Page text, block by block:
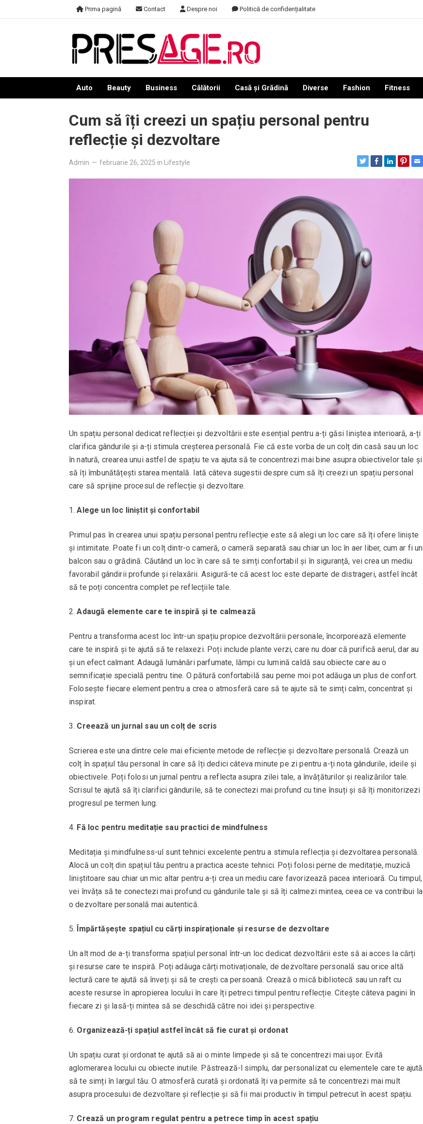
Prima pagină Contact Despre noi Politică de confidențialitate
Auto Beauty Business Călătorii Casă și Grădină Diverse Fashion Fitness
Cum să îți creezi un spațiu personal pentru
reflecție și dezvoltare
Admin — februarie 26, 2025 in Lifestyle
Un spațiu personal dedicat reflecției și dezvoltării este esențial pentru a-ți găsi liniștea interioară, a-ți
clarifica gândurile și a-ți stimula creșterea personală. Fie că este vorba de un colț din casă sau un loc
în natură, crearea unui astfel de spațiu te va ajuta să te concentrezi mai bine asupra obiectivelor tale și
să îți îmbunătățești starea mentală. Iată câteva sugestii despre cum să îți creezi un spațiu personal
care să sprijine procesul de reflecție și dezvoltare.
Alege un loc liniștit și confortabil
Primul pas în crearea unui spațiu personal pentru reflecție este să alegi un loc care să îți ofere liniște
și intimitate. Poate fi un colț dintr-o cameră, o cameră separată sau chiar un loc în aer liber, cum ar fi un
balcon sau o grădină. Căutând un loc în care să te simți confortabil și în siguranță, vei crea un mediu
favorabil gândirii profunde și relaxării. Asigură-te că acest loc este departe de distrageri, astfel încât
să te poți concentra complet pe reflecțiile tale.
Adaugă elemente care te inspiră și te calmează
Pentru a transforma acest loc într-un spațiu propice dezvoltării personale, încorporează elemente
care te inspiră și te ajută să te relaxezi. Poți include plante verzi, care nu doar că purifică aerul, dar au
și un efect calmant. Adaugă lumânări parfumate, lămpi cu lumină caldă sau obiecte care au o
semnificație specială pentru tine. O pătură confortabilă sau perne moi pot adăuga un plus de confort.
Folosește fiecare element pentru a crea o atmosferă care să te ajute să te simți calm, concentrat și
inspirat.
Creează un jurnal sau un colț de scris
Scrierea este una dintre cele mai eficiente metode de reflecție și dezvoltare personală. Crează un
colț în spațiul tău personal în care să îți dedici câteva minute pe zi pentru a-ți nota gândurile, ideile și
obiectivele. Poți folosi un jurnal pentru a reflecta asupra zilei tale, a învățăturilor și realizărilor tale.
Scrisul te ajută să îți clarifici gândurile, să te conectezi mai profund cu tine însuți și să îți monitorizezi
progresul pe termen lung.
Fă loc pentru meditație sau practici de mindfulness
Meditația și mindfulness-ul sunt tehnici excelente pentru a stimula reflecția și dezvoltarea personală.
Alocă un colț din spațiul tău pentru a practica aceste tehnici. Poți folosi perne de meditație, muzică
liniștitoare sau chiar un mic altar pentru a-ți crea un mediu care favorizează pacea interioară. Cu timpul,
vei învăța să te conectezi mai profund cu gândurile tale și să îți calmezi mintea, ceea ce va contribui la
o dezvoltare personală mai autentică.
Împărtășește spațiul cu cărți inspiraționale și resurse de dezvoltare
Un alt mod de a-ți transforma spațiul personal într-un loc dedicat dezvoltării este să ai acces la cărți
și resurse care te inspiră. Poți adăuga cărți motivaționale, de dezvoltare personală sau orice altă
lectură care te ajută să înveți și să te crești ca persoană. Crează o mică bibliotecă sau un raft cu
aceste resurse în apropierea locului în care îți petreci timpul pentru reflecție. Citește câteva pagini în
fiecare zi și lasă-ți mintea să se deschidă către noi idei și perspective.
Organizează-ți spațiul astfel încât să fie curat și ordonat
Un spațiu curat și ordonat te ajută să ai o minte limpede și să te concentrezi mai ușor. Evită
aglomerarea locului cu obiecte inutile. Păstrează-l simplu, dar personalizat cu elementele care te ajută
să te simți în largul tău. O atmosferă curată și ordonată îți va permite să te concentrezi mai mult
asupra procesului de dezvoltare și reflecție și să fii mai productiv în timpul petrecut în acest spațiu.
Crează un program regulat pentru a petrece timp în acest spațiu